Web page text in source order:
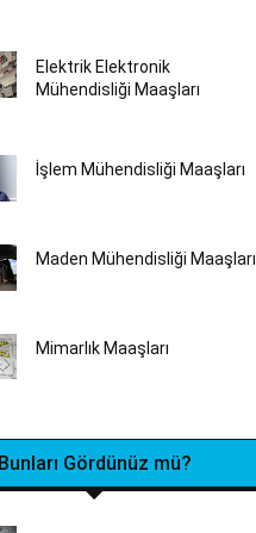
Elektrik Elektronik
Mühendisliği Maaşları
İşlem Mühendisliği Maaşları
Maden Mühendisliği Maaşları
Mimarlık Maaşları
Bunları Gördünüz mü?